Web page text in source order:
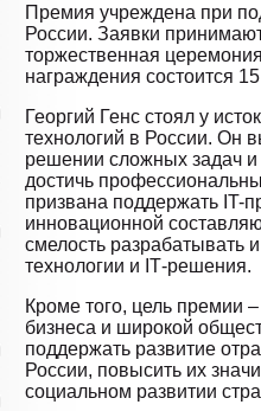
Премия учреждена при
России. Заявки
торжественная
награждения состоится
Георгий Генс стоял у
технологий в России. Он
решении сложных задач и
достичь
призвана поддержать IT-
инновационной
смелость разрабатывать
технологии и IТ-решения.
Кроме того, цель премии
бизнеса и широкой
поддержать развитие
России, повысить их
социальном развитии